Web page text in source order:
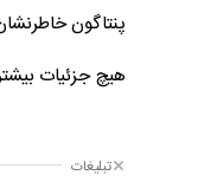
پنتاگون
هیچ جزئیات
تبلیغات